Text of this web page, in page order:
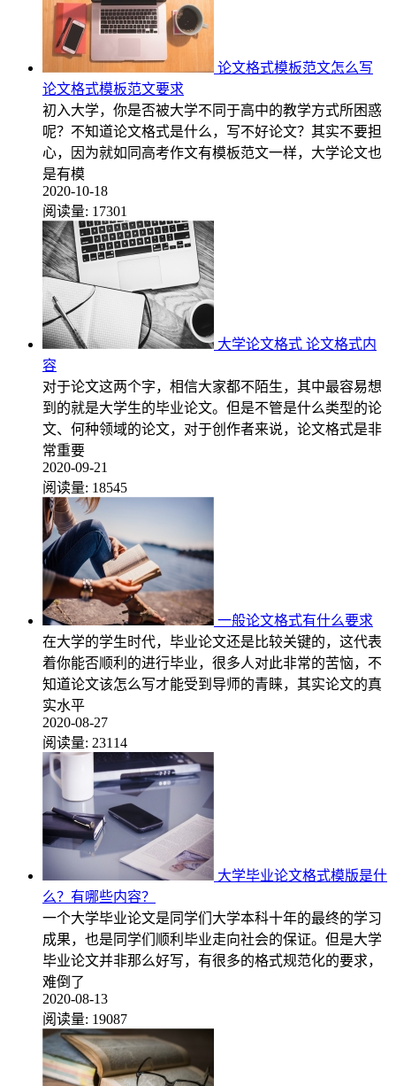
论文格式模板范文怎么写
论文格式模板范文要求
初入大学，你是否被大学不同于高中的教学方式所困惑
呢？不知道论文格式是什么，写不好论文？其实不要担
心，因为就如同高考作文有模板范文一样，大学论文也
是有模
2020-10-18
阅读量: 17301
大学论文格式 论文格式内
容
对于论文这两个字，相信大家都不陌生，其中最容易想
到的就是大学生的毕业论文。但是不管是什么类型的论
文、何种领域的论文，对于创作者来说，论文格式是非
常重要
2020-09-21
阅读量: 18545
一般论文格式有什么要求
在大学的学生时代，毕业论文还是比较关键的，这代表
着你能否顺利的进行毕业，很多人对此非常的苦恼，不
知道论文该怎么写才能受到导师的青睐，其实论文的真
实水平
2020-08-27
阅读量: 23114
大学毕业论文格式模版是什
么？有哪些内容？
一个大学毕业论文是同学们大学本科十年的最终的学习
成果，也是同学们顺利毕业走向社会的保证。但是大学
毕业论文并非那么好写，有很多的格式规范化的要求，
难倒了
2020-08-13
阅读量: 19087